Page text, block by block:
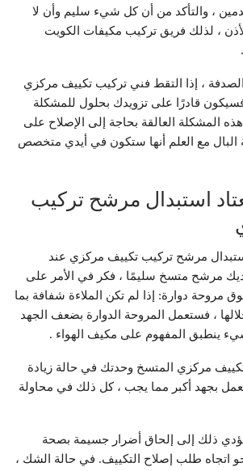
، والتأكد من أن كل شيء سليم وأن لا
، لذلك فريق تركيب مكيفات الكويت
، إذا التقط فني تركيب تكييف مركزي
قادرًا على تزويدك بحلول للمشكلة
المشكلة العالقة بحاجة إلى الإصلاح على
البال مع العلم أنها ستكون في أيدي متخصص
استبدال مرشح تركيب
مرشح تركيب تكييف مركزي عند
مرشح متسخ سليمًا ، فكر في الأمر على
مروحة دوارة: إذا لم تكن الملاءة شفافة بما
، فستعمل المروحة الدوارة بضعف الجهد
ينطبق المفهوم على مكيف الهواء .
مركزي المتسخ وحدتك في حالة زيادة
تعمل بجهد أكبر مما يجب ، كل ذلك في محاولة
ذلك إلى إلحاق أضرار جسيمة بصحة
اتجاه طلب إصلاح التكييف. في حالة الشك ،